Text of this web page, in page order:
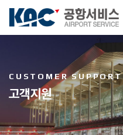
CUSTOMER SUPPORT
고객지원